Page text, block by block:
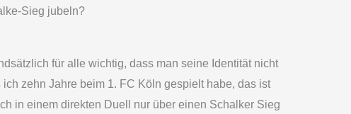
Sieg jubeln?
für alle wichtig, dass man seine Identität nicht
zehn Jahre beim 1. FC Köln gespielt habe, das ist
in einem direkten Duell nur über einen Schalker Sieg